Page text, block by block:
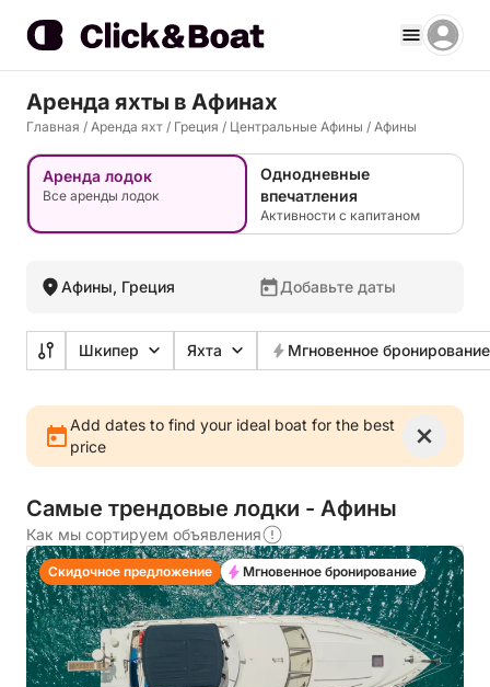
Аренда яхты в Афинах
Главная / Аренда яхт / Греция / Центральные Афины / Афины
Аренда лодок
Все аренды лодок
Однодневные
впечатления
Активности с капитаном
Афины, Греция Добавьте даты
Шкипер Яхта Мгновенное бронирование
Add dates to find your ideal boat for the best
price
Самые трендовые лодки - Афины
Как мы сортируем объявления
Скидочное предложение Мгновенное бронирование